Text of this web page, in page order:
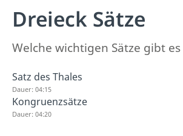
Dreieck Sätze
Welche wichtigen Sätze gibt
Satz des Thales
Dauer: 04:15
Kongruenzsätze
Dauer: 04:20